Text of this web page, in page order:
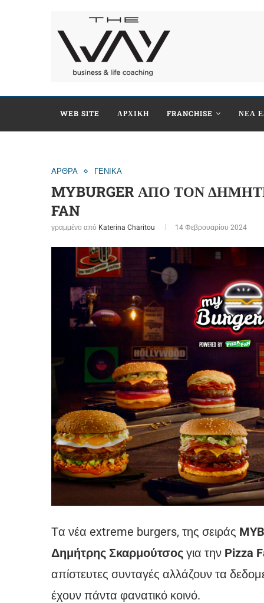
WEB SITE ΑΡΧΙΚΗ FRANCHISE ΝΕΑ
ΑΡΘΡΑ ΓΕΝΙΚΑ
MYBURGER ΑΠΟ ΤΟΝ
FAN
γραμμένο από Katerina Charitou 14 Φεβρουαρίου 2024
Tα νέα extreme burgers, της σειράς
Δημήτρης Σκαρμούτσος για την Pizza
απίστευτες συνταγές αλλάζουν τα
έχουν πάντα φανατικό κοινό.